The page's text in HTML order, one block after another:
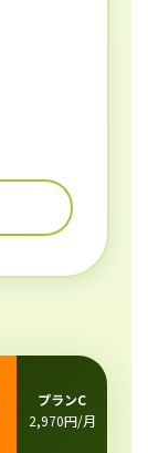
プランC
2,970円/月